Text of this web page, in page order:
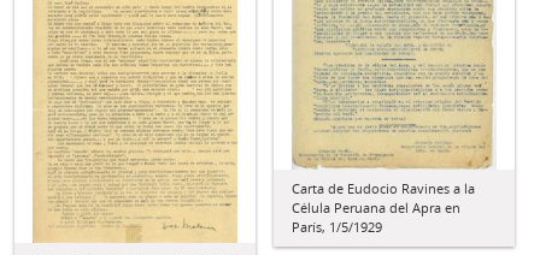
Carta de Eudocio Ravines a la
Célula Peruana del Apra en
París, 1/5/1929